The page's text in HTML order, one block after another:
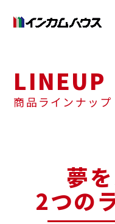
LINEUP
商品ラインナップ
夢
2つの